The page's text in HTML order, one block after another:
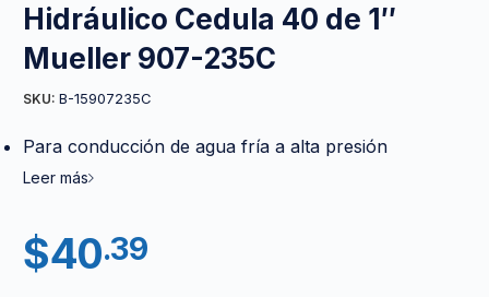
Hidráulico Cedula 40 de 1″
Mueller 907-235C
SKU: B-15907235C
Para conducción de agua fría a alta presión
Leer más
$40.39